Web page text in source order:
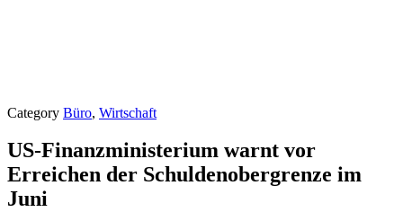
Category Büro, Wirtschaft
US-Finanzministerium warnt vor
Erreichen der Schuldenobergrenze im
Juni